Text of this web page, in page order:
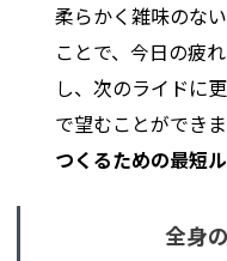
柔らかく雑味のな
ことで、今日の疲
し、次のライドに
で望むことができ
つくるための最短
全身